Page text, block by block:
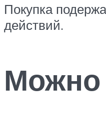
Покупка
действий.
Можно